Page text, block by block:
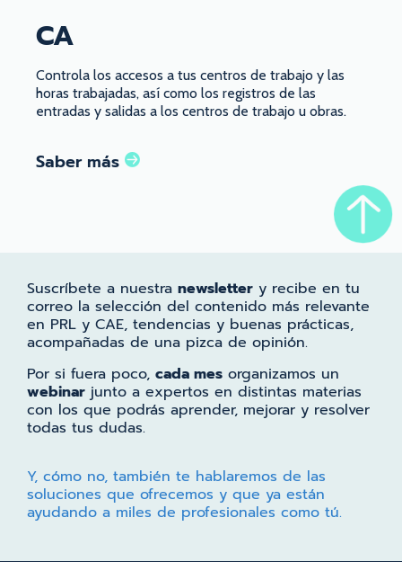
CA
Controla los accesos a tus centros de trabajo y las
horas trabajadas, así como los registros de las
entradas y salidas a los centros de trabajo u obras.
Saber más
Suscríbete a nuestra newsletter y recibe en tu
correo la selección del contenido más relevante
en PRL y CAE, tendencias y buenas prácticas,
acompañadas de una pizca de opinión.
Por si fuera poco, cada mes organizamos un
webinar junto a expertos en distintas materias
con los que podrás aprender, mejorar y resolver
todas tus dudas.
Y, cómo no, también te hablaremos de las
soluciones que ofrecemos y que ya están
ayudando a miles de profesionales como tú.